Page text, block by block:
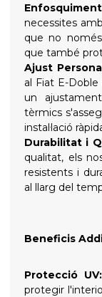
necessites
que no
que també
Ajust
al Fiat E-
un
tèrmics
instal·lació
Durabilitat i
qualitat, els
resistents i
al llarg del
Beneficis
Protecció UV:
protegir